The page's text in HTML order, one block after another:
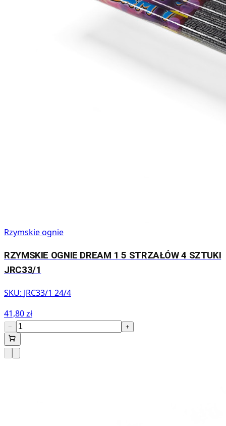
Rzymskie ognie
RZYMSKIE OGNIE DREAM 1 5 STRZAŁÓW 4 SZTUKI
JRC33/1
SKU: JRC33/1 24/4
41,80 zł
− +